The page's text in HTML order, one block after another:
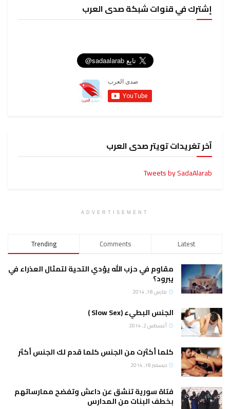
إشترك في قنوات شبكة صدى العرب
آخر تغريدات تويتر صدى العرب
Tweets by SadaAlarab
ADVERTISEMENT
Trending Comments Latest
مقاوم في حزب الله يؤدي التحية لتمثال العذراء في
يبرود؟
مارس 18, 2014
الجنس البطيء (Slow Sex )
أغسطس 2, 2014
كلما أكثرت من الجنس كلما قدم لك الجنس أكثر
ديسمبر 18, 2014
فتاة سورية تنشق عن داعش وتفضح ممارساتهم
بخطف البنات من المدارس